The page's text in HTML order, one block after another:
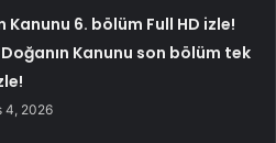
Kanunu 6. bölüm Full HD izle!
Kanunu son bölüm tek
4, 2026